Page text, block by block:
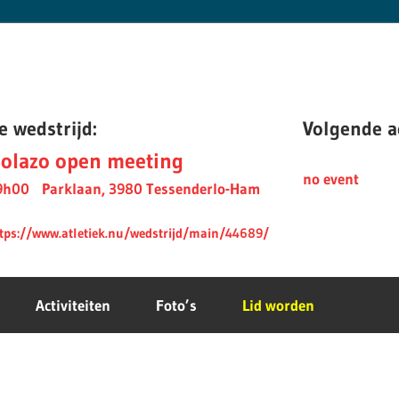
wedstrijd:
open meeting
Parklaan, 3980 Tessenderlo-Ham
www.atletiek.nu/wedstrijd/main/44689/
Volgende
no event
Activiteiten Foto’s Lid worden